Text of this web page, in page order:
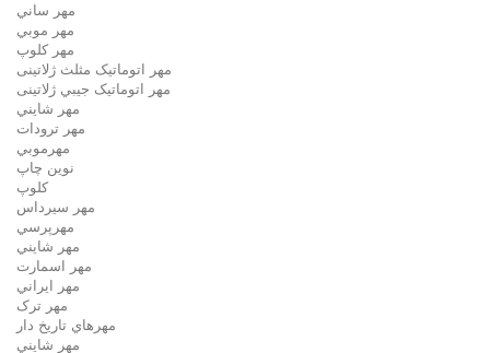
مهر ساني
مهر موبي
مهر كلوپ
مهر اتوماتیک مثلث ژلاتینی
مهر اتوماتیک جيبي ژلاتینی
مهر شايني
مهر ترودات
مهرموبي
نوين چاپ
کلوپ
مهر سيرداس
مهرپرسي
مهر شايني
مهر اسمارت
مهر ايراني
مهر ترک
مهرهاي تاريخ دار
مهر شايني